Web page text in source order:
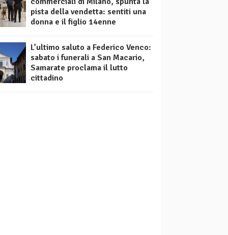
pista della vendetta: sentiti una
donna e il figlio 14enne
L’ultimo saluto a Federico Venco:
sabato i funerali a San Macario,
Samarate proclama il lutto
cittadino